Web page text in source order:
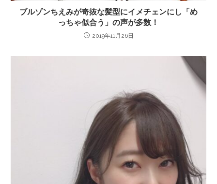
ブルゾンちえみが奇抜な髪型にイメチェンにし「め
っちゃ似合う」の声が多数！
2019年11月26日